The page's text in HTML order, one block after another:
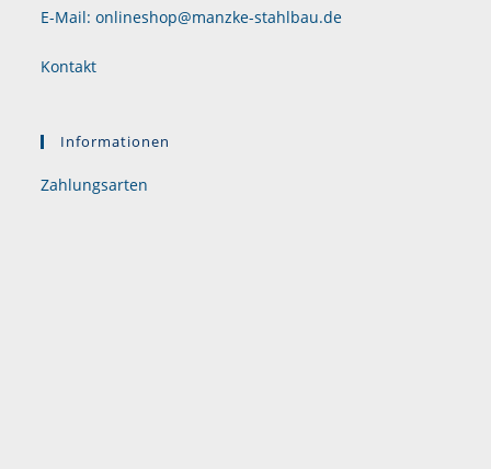
E-Mail: onlineshop@manzke-stahlbau.de
Kontakt
Informationen
Zahlungsarten